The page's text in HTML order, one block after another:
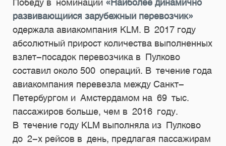
Победу в номинации «Наиболее динамично
развивающийся зарубежный перевозчик»
одержала авиакомпания KLM. В 2017 году
абсолютный прирост количества выполненных
взлет-посадок перевозчика в Пулково
составил около 500 операций. В течение года
авиакомпания перевезла между Санкт-
Петербургом и Амстердамом на 69 тыс.
пассажиров больше, чем в 2016 году.
В течение году KLM выполняла из Пулково
до 2-х рейсов в день, предлагая пассажирам